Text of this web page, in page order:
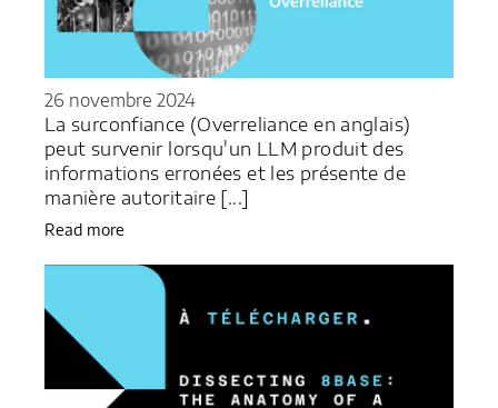
26 novembre 2024
La surconfiance (Overreliance en anglais)
peut survenir lorsqu'un LLM produit des
informations erronées et les présente de
manière autoritaire [...]
Read more